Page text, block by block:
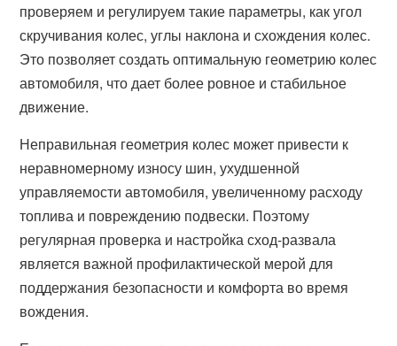
проверяем и регулируем такие параметры, как угол
скручивания колес, углы наклона и схождения колес.
Это позволяет создать оптимальную геометрию колес
автомобиля, что дает более ровное и стабильное
движение.
Неправильная геометрия колес может привести к
неравномерному износу шин, ухудшенной
управляемости автомобиля, увеличенному расходу
топлива и повреждению подвески. Поэтому
регулярная проверка и настройка сход-развала
является важной профилактической мерой для
поддержания безопасности и комфорта во время
вождения.